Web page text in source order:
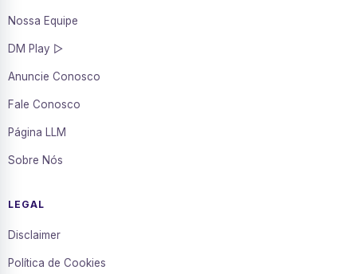
Nossa Equipe
DM Play ▷
Anuncie Conosco
Fale Conosco
Página LLM
Sobre Nós
LEGAL
Disclaimer
Política de Cookies